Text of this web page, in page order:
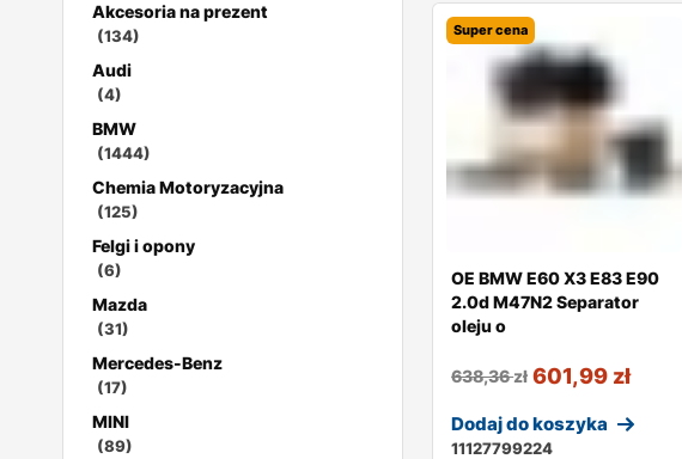
Akcesoria na prezent
(134)
Audi
(4)
BMW
(1444)
Chemia Motoryzacyjna
(125)
Felgi i opony
(6)
Mazda
(31)
Mercedes-Benz
(17)
MINI
(89)
Super cena
OE BMW E60 X3 E83 E90
2.0d M47N2 Separator
oleju o
638,36zł 601,99 zł
Dodaj do koszyka
11127799224